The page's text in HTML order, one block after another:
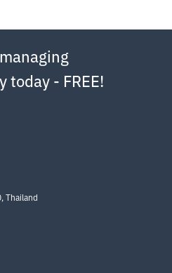
Thailand
today - FREE!